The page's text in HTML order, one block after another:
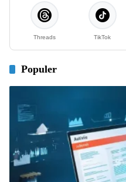
Threads TikTok
Populer